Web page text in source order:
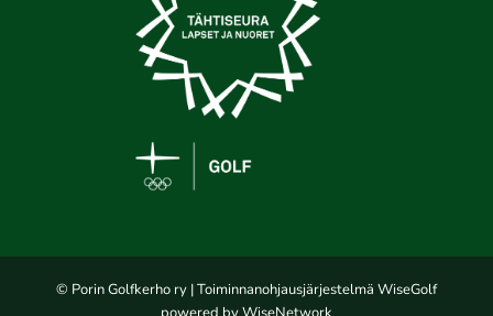
© Porin Golfkerho ry | Toiminnanohjausjärjestelmä WiseGolf
powered by WiseNetwork